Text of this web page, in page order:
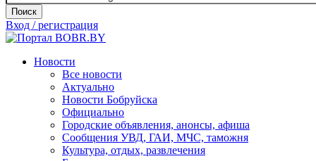
Поиск
Вход / регистрация
Новости
Все новости
Актуально
Новости Бобруйска
Официально
Городские объявления, анонсы, афиша
Сообщения УВД, ГАИ, МЧС, таможня
Культура, отдых, развлечения